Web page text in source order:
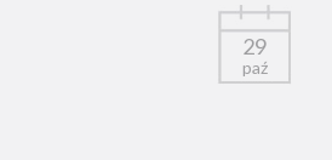
29
paź